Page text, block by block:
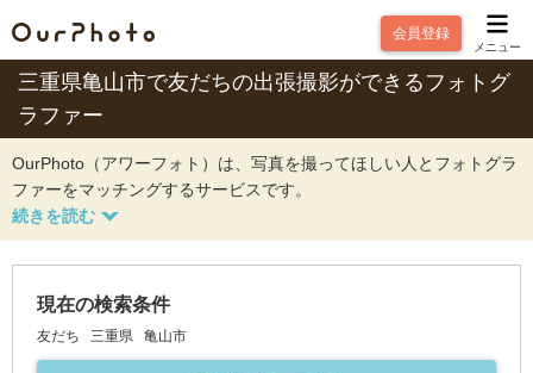
会員登録
メニュー
三重県亀山市で友だちの出張撮影ができるフォトグ
ラファー
OurPhoto（アワーフォト）は、写真を撮ってほしい人とフォトグラ
ファーをマッチングするサービスです。
現在の検索条件
友だち 三重県 亀山市